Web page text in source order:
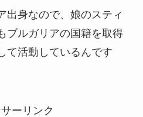
出身なので、娘のスティ
ブルガリアの国籍を取得
て活動しているんです
ーリンク